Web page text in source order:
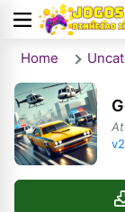
Home